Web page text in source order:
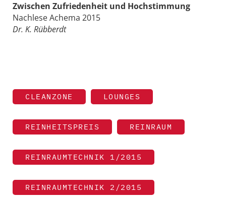
Zwischen Zufriedenheit und Hochstimmung
Nachlese Achema 2015
Dr. K. Rübberdt
CLEANZONE LOUNGES
REINHEITSPREIS REINRAUM
REINRAUMTECHNIK 1/2015
REINRAUMTECHNIK 2/2015